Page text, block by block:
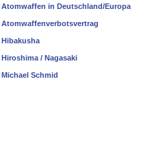
Atomwaffen in Deutschland/Europa
Atomwaffenverbotsvertrag
Hibakusha
Hiroshima / Nagasaki
Michael Schmid